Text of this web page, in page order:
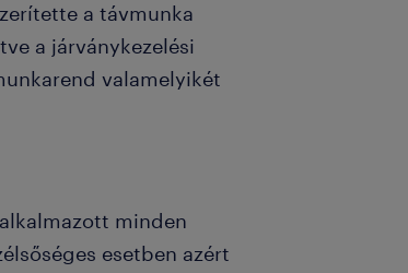
a távmunka
a járványkezelési
valamelyikét
minden
esetben azért